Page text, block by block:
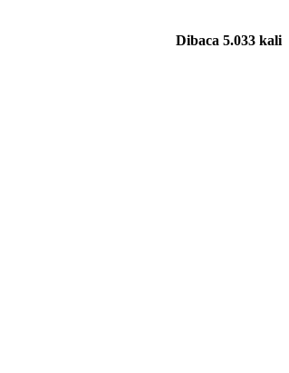
Dibaca 5.033 kali